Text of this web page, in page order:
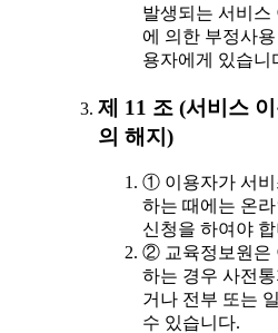
발생되는 서비스
에 의한 부정사
용자에게 있습니
제 11 조 (서비스
의 해지)
① 이용자가 서비
하는 때에는 온
신청을 하여야
② 교육정보원은
하는 경우 사전
거나 전부 또는
수 있습니다.